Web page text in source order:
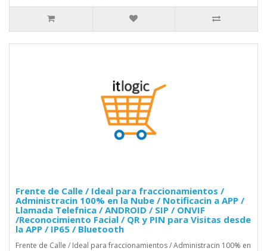
Frente de Calle / Ideal para fraccionamientos /
Administracin 100% en la Nube / Notificacin a APP /
Llamada Telefnica / ANDROID / SIP / ONVIF
/Reconocimiento Facial / QR y PIN para Visitas desde
la APP / IP65 / Bluetooth
Frente de Calle / Ideal para fraccionamientos / Administracin 100% en